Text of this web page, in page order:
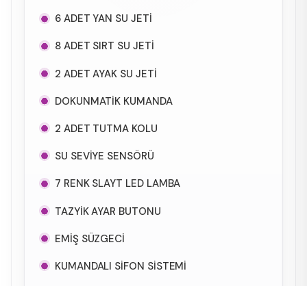
6 ADET YAN SU JETİ
8 ADET SIRT SU JETİ
2 ADET AYAK SU JETİ
DOKUNMATİK KUMANDA
2 ADET TUTMA KOLU
SU SEVİYE SENSÖRÜ
7 RENK SLAYT LED LAMBA
TAZYİK AYAR BUTONU
EMİŞ SÜZGECİ
KUMANDALI SİFON SİSTEMİ